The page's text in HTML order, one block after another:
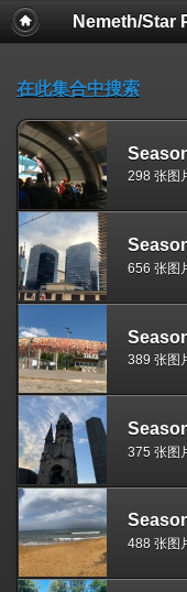
Nemeth/Star
在此集合中搜索
298 张图
656 张图
389 张图
375 张图
488 张图